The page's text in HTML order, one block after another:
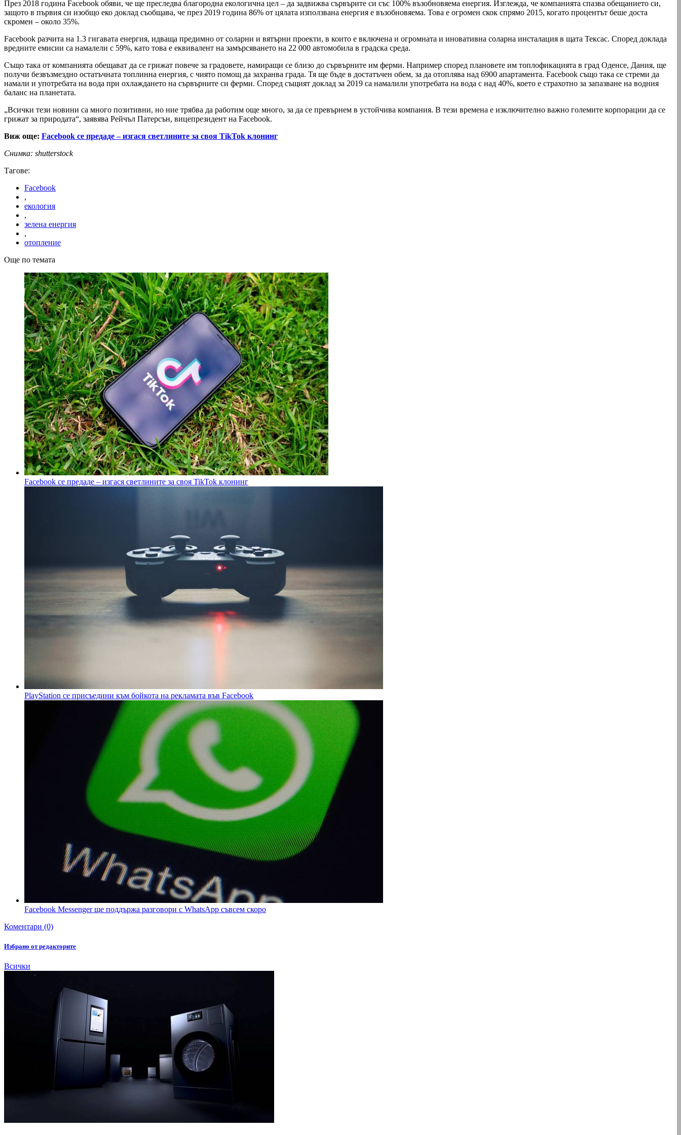
През 2018 година Facebook обяви, че ще преследва благородна екологична цел – да задвижва сървърите си със 100% възобновяема енергия. Изглежда, че компанията спазва обещанието си,
защото в първия си изобщо еко доклад съобщава, че през 2019 година 86% от цялата използвана енергия е възобновяема. Това е огромен скок спрямо 2015, когато процентът беше доста
скромен – около 35%.
Facebook разчита на 1.3 гигавата енергия, идваща предимно от соларни и вятърни проекти, в които е включена и огромната и иновативна соларна инсталация в щата Тексас. Според доклада
вредните емисии са намалели с 59%, като това е еквивалент на замърсяването на 22 000 автомобила в градска среда.
Също така от компанията обещават да се грижат повече за градовете, намиращи се близо до сървърните им ферми. Например според плановете им топлофикацията в град Оденсе, Дания, ще
получи безвъзмездно остатъчната топлинна енергия, с чиято помощ да захранва града. Тя ще бъде в достатъчен обем, за да отоплява над 6900 апартамента. Facebook също така се стреми да
намали и употребата на вода при охлаждането на сървърните си ферми. Според същият доклад за 2019 са намалили употребата на вода с над 40%, което е страхотно за запазване на водния
баланс на планетата.
„Всички тези новини са много позитивни, но ние трябва да работим още много, за да се превърнем в устойчива компания. В тези времена е изключително важно големите корпорации да се
грижат за природата“, заявява Рейчъл Патерсън, вицепрезидент на Facebook.
Виж още: Facebook се предаде – изгася светлините за своя TikTok клонинг
Снимка: shutterstock
Тагове:
Facebook
,
екология
,
зелена енергия
,
отопление
Още по темата
Facebook се предаде – изгася светлините за своя TikTok клонинг
PlayStation се присъедини към бойкота на рекламата във Facebook
Facebook Messenger ще поддържа разговори с WhatsApp съвсем скоро
Коментари (0)
Избрано от редакторите
Всички